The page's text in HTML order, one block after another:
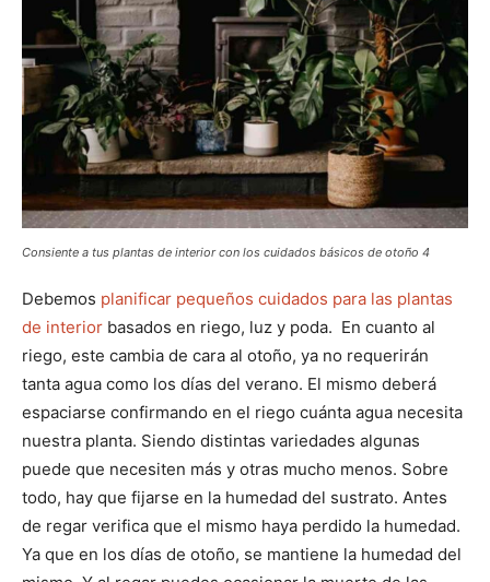
Consiente a tus plantas de interior con los cuidados básicos de otoño 4
Debemos planificar pequeños cuidados para las plantas
de interior basados en riego, luz y poda. En cuanto al
riego, este cambia de cara al otoño, ya no requerirán
tanta agua como los días del verano. El mismo deberá
espaciarse confirmando en el riego cuánta agua necesita
nuestra planta. Siendo distintas variedades algunas
puede que necesiten más y otras mucho menos. Sobre
todo, hay que fijarse en la humedad del sustrato. Antes
de regar verifica que el mismo haya perdido la humedad.
Ya que en los días de otoño, se mantiene la humedad del